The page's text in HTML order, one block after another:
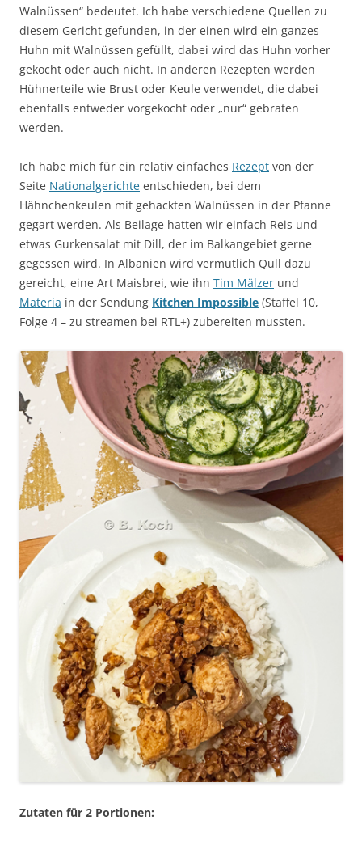
Walnüssen“ bedeutet. Ich habe verschiedene Quellen zu
diesem Gericht gefunden, in der einen wird ein ganzes
Huhn mit Walnüssen gefüllt, dabei wird das Huhn vorher
gekocht oder auch nicht. In anderen Rezepten werden
Hühnerteile wie Brust oder Keule verwendet, die dabei
ebenfalls entweder vorgekocht oder „nur“ gebraten
werden.
Ich habe mich für ein relativ einfaches Rezept von der
Seite Nationalgerichte entschieden, bei dem
Hähnchenkeulen mit gehackten Walnüssen in der Pfanne
gegart werden. Als Beilage hatten wir einfach Reis und
etwas Gurkensalat mit Dill, der im Balkangebiet gerne
gegessen wird. In Albanien wird vermutlich Qull dazu
gereicht, eine Art Maisbrei, wie ihn Tim Mälzer und
Materia in der Sendung Kitchen Impossible (Staffel 10,
Folge 4 – zu streamen bei RTL+) zubereiten mussten.
Zutaten für 2 Portionen: